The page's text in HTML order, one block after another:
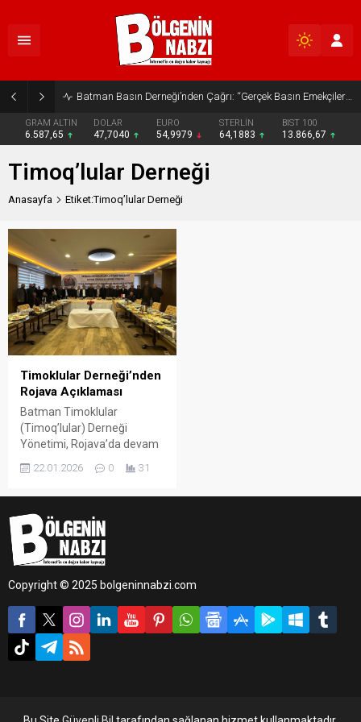
Batman Basın Derneği’nden Çağrı: “Gerçek Basın Emekçileri Desteklenmeli”
GRAM ALTIN
6.587,65
DOLAR
47,7040
EURO
54,9979
STERLİN
64,1883
BIST 100
13.866,67
Timoq’lular Derneği
Anasayfa Etiket:Timoq’lular Derneği
Timoklular Derneği’nden
Rojava Açıklaması
Batman Timoklular
(Timoq’lular) Derneği
Yönetimi, Rojava’da devam
bir açıklama yaparak
ortak vicdanını hedef aldığını
vurguladı.
22.01.2026 0 31
Copyright © 2025 bolgeninnabzi.com